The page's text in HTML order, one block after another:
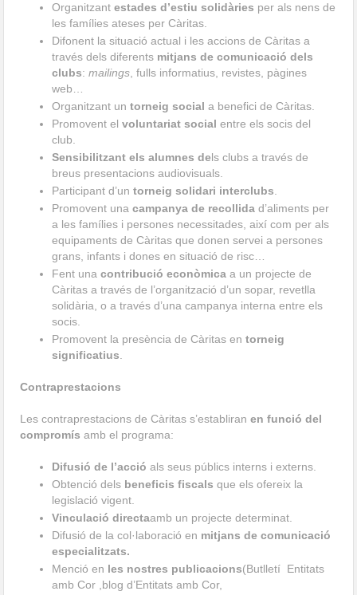
Organitzantestades d’estiu solidàries per als nens de
les famílies ateses per Càritas.
Difonent la situació actual i les accions de Càritas a
través dels diferents mitjans de comunicació dels
clubs:mailings , fulls informatius, revistes, pàgines
web…
Organitzant untorneig sociala benefici de Càritas.
Promovent elvoluntariat socialentre els socis del
club.
Sensibilitzant els alumnes dels clubs a través de
breus presentacions audiovisuals.
Participant d’untorneig solidari interclubs
Promovent unacampanya de recollidad’aliments per
a les famílies i persones necessitades, així com per als
equipaments de Càritas que donen servei a persones
grans, infants i dones en situació de risc…
Fent unacontribució econòmicaa un projecte de
Càritas a través de l’organització d’un sopar, revetlla
solidària, o a través d’una campanya interna entre els
socis.
Promovent la presència de Càritas entorneig
significatius
Contraprestacions
Les contraprestacions de Càritas s’establiranen funció del
compromís amb el programa:
Difusió de l’accióals seus públics interns i externs.
Obtenció dels beneficis fiscalsque els ofereix la
legislació vigent.
Vinculació directaamb un projecte determinat.
Difusió de la col·laboració en mitjans de comunicació
especialitzats.
Menció en les nostres publicacions(Butlletí Entitats
amb Cor ,blog d’Entitats amb Cor,